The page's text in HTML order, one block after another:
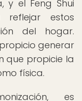
y el Feng Shui
reflejar estos
del hogar.
generar
que propicie la
física.
es